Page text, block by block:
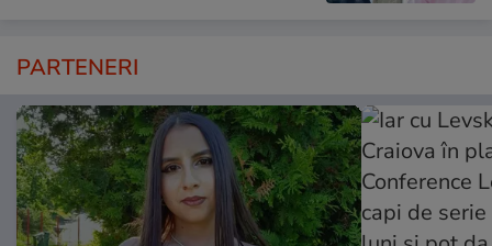
PARTENERI